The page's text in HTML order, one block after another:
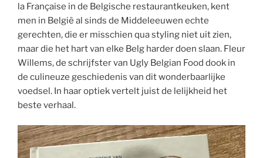
la Française in de Belgische restaurantkeuken, kent
men in België al sinds de Middeleeuwen echte
gerechten, die er misschien qua styling niet uit zien,
maar die het hart van elke Belg harder doen slaan. Fleur
Willems, de schrijfster van Ugly Belgian Food dook in
de culineuze geschiedenis van dit wonderbaarlijke
voedsel. In haar optiek vertelt juist de lelijkheid het
beste verhaal.